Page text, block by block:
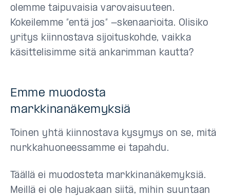
olemme taipuvaisia varovaisuuteen.
Kokeilemme ”entä jos” -skenaarioita. Olisiko
yritys kiinnostava sijoituskohde, vaikka
käsittelisimme sitä ankarimman kautta?
Emme muodosta
markkinanäkemyksiä
Toinen yhtä kiinnostava kysymys on se, mitä
nurkkahuoneessamme ei tapahdu.
Täällä ei muodosteta markkinanäkemyksiä.
Meillä ei ole hajuakaan siitä, mihin suuntaan